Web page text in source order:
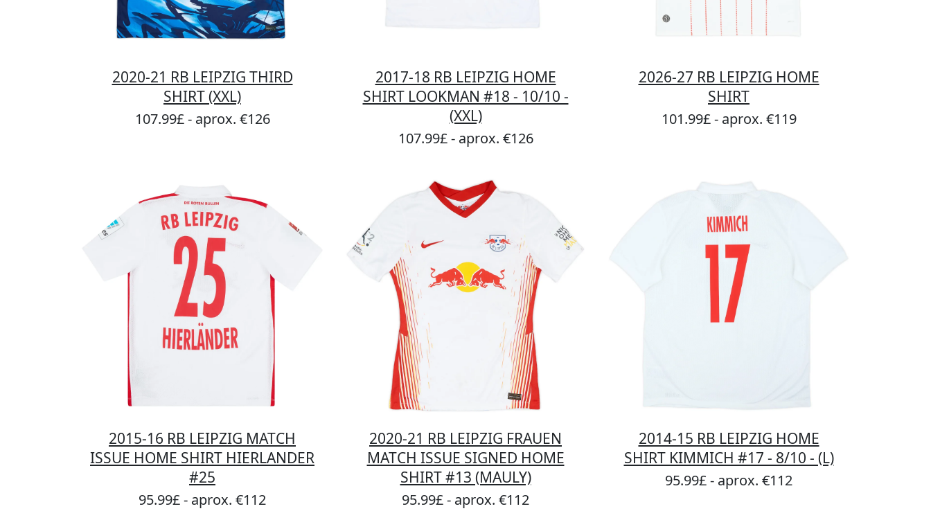
2020-21 RB LEIPZIG THIRD
SHIRT (XXL)
107.99£ - aprox. €126
2017-18 RB LEIPZIG HOME
SHIRT LOOKMAN #18 - 10/10 -
(XXL)
107.99£ - aprox. €126
2026-27 RB LEIPZIG HOME
SHIRT
101.99£ - aprox. €119
2015-16 RB LEIPZIG MATCH
ISSUE HOME SHIRT HIERLANDER
#25
95.99£ - aprox. €112
2020-21 RB LEIPZIG FRAUEN
MATCH ISSUE SIGNED HOME
SHIRT #13 (MAULY)
95.99£ - aprox. €112
2014-15 RB LEIPZIG HOME
SHIRT KIMMICH #17 - 8/10 - (L)
95.99£ - aprox. €112